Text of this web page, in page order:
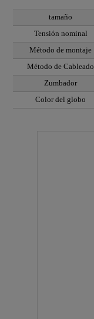
tamaño
Tensión nominal
Método de montaje
Método de Cableado
Zumbador
Color del globo